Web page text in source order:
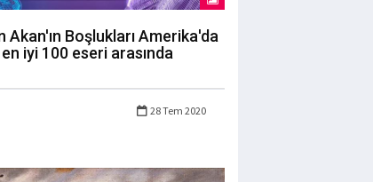
Akan'ın Boşlukları Amerika'da
en iyi 100 eseri arasında
28 Tem 2020